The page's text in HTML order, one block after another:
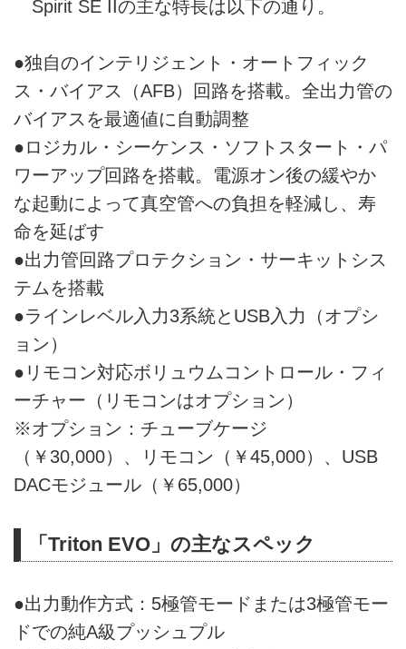
Spirit SE IIの主な特長は以下の通り。
●独自のインテリジェント・オートフィック
ス・バイアス（AFB）回路を搭載。全出力管の
バイアスを最適値に自動調整
●ロジカル・シーケンス・ソフトスタート・パ
ワーアップ回路を搭載。電源オン後の緩やか
な起動によって真空管への負担を軽減し、寿
命を延ばす
●出力管回路プロテクション・サーキットシス
テムを搭載
●ラインレベル入力3系統とUSB入力（オプシ
ョン）
●リモコン対応ボリュウムコントロール・フィ
ーチャー（リモコンはオプション）
※オプション：チューブケージ
（￥30,000）、リモコン（￥45,000）、USB
DACモジュール（￥65,000）
「Triton EVO」の主なスペック
●出力動作方式：5極管モードまたは3極管モー
ドでの純A級プッシュプル